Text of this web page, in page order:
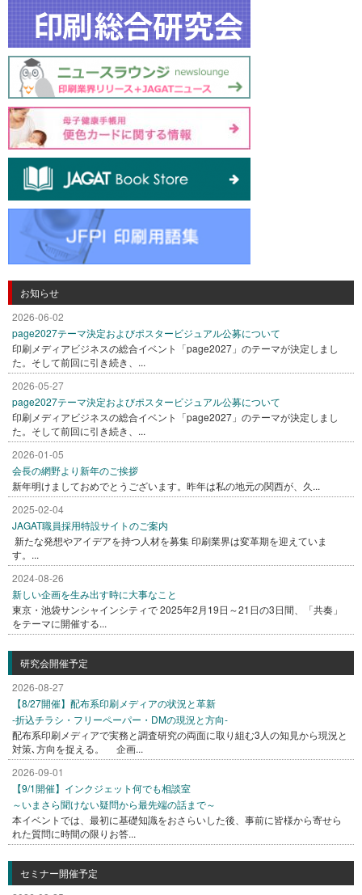
お知らせ
2026-06-02
page2027テーマ決定およびポスタービジュアル公募について
印刷メディアビジネスの総合イベント「page2027」のテーマが決定しまし
た。そして前回に引き続き、...
2026-05-27
page2027テーマ決定およびポスタービジュアル公募について
印刷メディアビジネスの総合イベント「page2027」のテーマが決定しまし
た。そして前回に引き続き、...
2026-01-05
会長の網野より新年のご挨拶
新年明けましておめでとうございます。昨年は私の地元の関西が、久...
2025-02-04
JAGAT職員採用特設サイトのご案内
新たな発想やアイデアを持つ人材を募集 印刷業界は変革期を迎えていま
す。...
2024-08-26
新しい企画を生み出す時に大事なこと
東京・池袋サンシャインシティで 2025年2月19日～21日の3日間、「共奏」
をテーマに開催する...
研究会開催予定
2026-08-27
【8/27開催】配布系印刷メディアの状況と革新
-折込チラシ・フリーペーパー・DMの現況と方向-
配布系印刷メディアで実務と調査研究の両面に取り組む3人の知見から現況と
対策､方向を捉える。 企画...
2026-09-01
【9/1開催】インクジェット何でも相談室
～いまさら聞けない疑問から最先端の話まで～
本イベントでは、最初に基礎知識をおさらいした後、事前に皆様から寄せら
れた質問に時間の限りお答...
セミナー開催予定